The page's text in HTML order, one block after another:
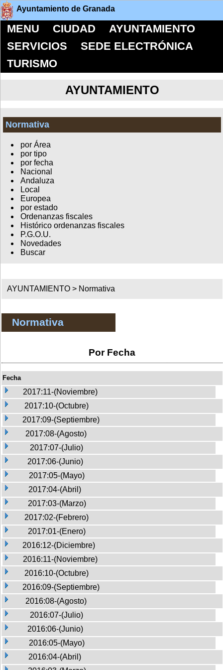
Ayuntamiento de Granada
MENU CIUDAD
AYUNTAMIENTO
SERVICIOS
SEDE ELECTRÓNICA
TURISMO
AYUNTAMIENTO
Normativa
por Área
por tipo
por fecha
Nacional
Andaluza
Local
Europea
por estado
Ordenanzas fiscales
Histórico ordenanzas fiscales
P.G.O.U.
Novedades
Buscar
AYUNTAMIENTO > Normativa
Normativa
Por Fecha
Fecha
2017:11-(Noviembre)
2017:10-(Octubre)
2017:09-(Septiembre)
2017:08-(Agosto)
2017:07-(Julio)
2017:06-(Junio)
2017:05-(Mayo)
2017:04-(Abril)
2017:03-(Marzo)
2017:02-(Febrero)
2017:01-(Enero)
2016:12-(Diciembre)
2016:11-(Noviembre)
2016:10-(Octubre)
2016:09-(Septiembre)
2016:08-(Agosto)
2016:07-(Julio)
2016:06-(Junio)
2016:05-(Mayo)
2016:04-(Abril)